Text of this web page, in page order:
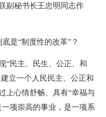
副秘书长王忠明同志作
“制度性的改革”？
民主、民生、公正、和
立一个人民民主、公正和
上心情舒畅、具有“幸福与
项崇高的事业，是一项系